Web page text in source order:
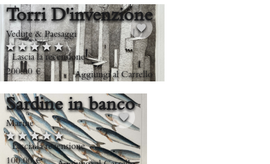
Torri D'invenzione
Vedute & Paesaggi
Lascia la recensione
€
200.00 Aggiungi al Carrello
Sardine in banco
Marine
Lascia la recensione
€
100.00